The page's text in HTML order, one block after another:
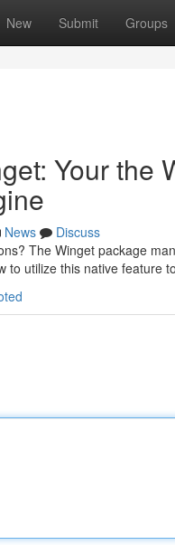
New Submit Groups
Your the
News
Discuss
The Winget package
to utilize this native feature